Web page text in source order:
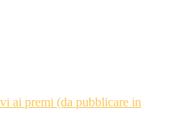
ai premi (da pubblicare in